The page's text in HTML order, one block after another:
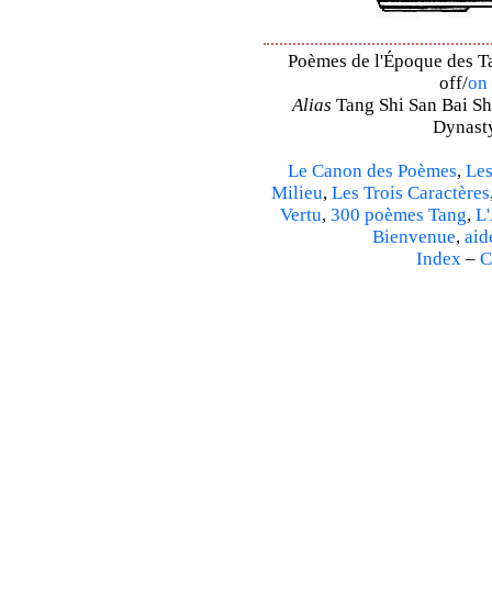
Poèmes de l'Époque des
off/on
Alias Tang Shi San Bai
Le Canon des Poèmes,
Milieu, Les Trois Caractères
Vertu, 300 poèmes Tang,
Bienvenue,
Index–